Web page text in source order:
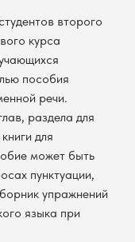
второго
курса
пособия
речи.
раздела для
для
может быть
пунктуации,
упражнений
языка при